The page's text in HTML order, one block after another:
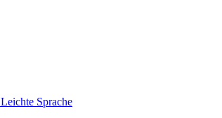
Leichte Sprache